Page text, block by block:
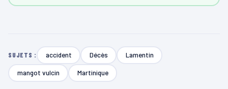
SUJETS : accident Décès Lamentin
mangot vulcin Martinique